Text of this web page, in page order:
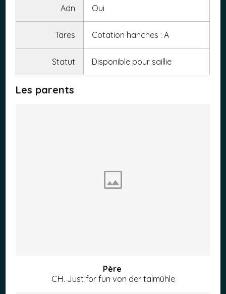
Adn Oui
Tares Cotation hanches : A
Statut Disponible pour saillie
Les parents
Père
CH. Just for fun von der talmûhle